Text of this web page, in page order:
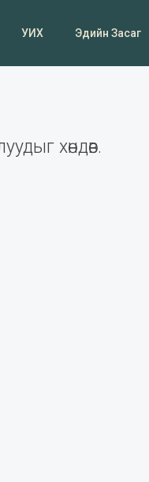
УИХ Эдийн Засаг
хөндөв.